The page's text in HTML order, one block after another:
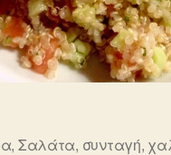
, Σαλάτα, συνταγή,